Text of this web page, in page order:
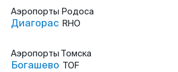
Аэропорты Родоса
Диагорас RHO
Аэропорты Томска
Богашево TOF